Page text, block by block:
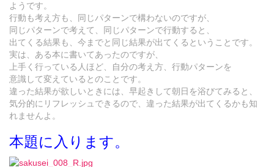
ようです。
行動も考え方も、同じパターンで構わないのですが、
同じパターンで考えて、同じパターンで行動すると、
出てくる結果も、今までと同じ結果が出てくるということです。
実は、ある本に書いてあったのですが、
上手く行っている人ほど、自分の考え方、行動パターンを
意識して変えているとのことです。
違った結果が欲しいときには、早起きして朝日を浴びてみると、
気分的にリフレッシュできるので、違った結果が出てくるかも知
れませんよ。
本題に入ります。